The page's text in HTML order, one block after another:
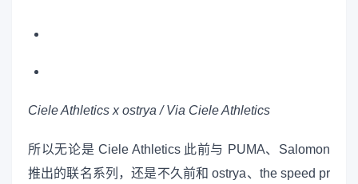
Ciele Athletics x ostrya / Via Ciele Athletics
所以无论是 Ciele Athletics 此前与 PUMA、Salomon
推出的联名系列，还是不久前和 ostrya、the speed pr